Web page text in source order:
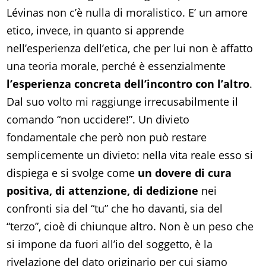
Lévinas non c’è nulla di moralistico. E’ un amore
etico, invece, in quanto si apprende
nell’esperienza dell’etica, che per lui non è affatto
una teoria morale, perché è essenzialmente
l’esperienza concreta dell’incontro con l’altro.
Dal suo volto mi raggiunge irrecusabilmente il
comando “non uccidere!”. Un divieto
fondamentale che però non può restare
semplicemente un divieto: nella vita reale esso si
dispiega e si svolge come un dovere di cura
positiva, di attenzione, di dedizione nei
confronti sia del “tu” che ho davanti, sia del
“terzo”, cioè di chiunque altro. Non è un peso che
si impone da fuori all’io del soggetto, è la
rivelazione del dato originario per cui siamo